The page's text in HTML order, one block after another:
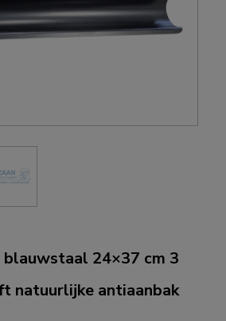
24×37 cm 3
natuurlijke antiaanbak